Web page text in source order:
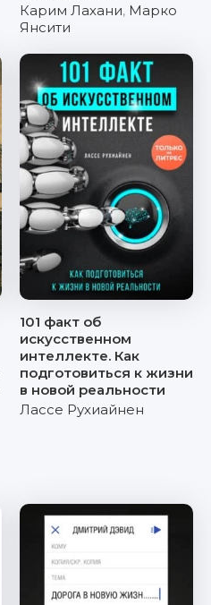
Карим Лахани, Марко
Янсити
101 факт об
искусственном
интеллекте. Как
подготовиться к жизни
в новой реальности
Лассе Рухиайнен